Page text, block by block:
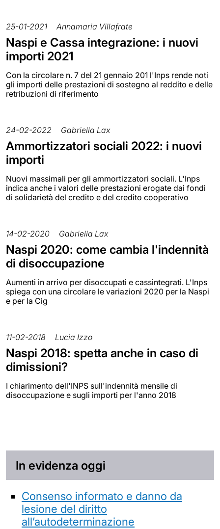
25-01-2021 Annamaria Villafrate
Naspi e Cassa integrazione: i nuovi
importi 2021
Con la circolare n. 7 del 21 gennaio 201 l'Inps rende noti
gli importi delle prestazioni di sostegno al reddito e delle
retribuzioni di riferimento
24-02-2022 Gabriella Lax
Ammortizzatori sociali 2022: i nuovi
importi
Nuovi massimali per gli ammortizzatori sociali. L'Inps
indica anche i valori delle prestazioni erogate dai fondi
di solidarietà del credito e del credito cooperativo
14-02-2020 Gabriella Lax
Naspi 2020: come cambia l'indennità
di disoccupazione
Aumenti in arrivo per disoccupati e cassintegrati. L'Inps
spiega con una circolare le variazioni 2020 per la Naspi
e per la Cig
11-02-2018 Lucia Izzo
Naspi 2018: spetta anche in caso di
dimissioni?
I chiarimento dell'INPS sull'indennità mensile di
disoccupazione e sugli importi per l'anno 2018
In evidenza oggi
Consenso informato e danno da
lesione del diritto
all’autodeterminazione